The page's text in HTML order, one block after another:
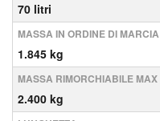
70 litri
MASSA IN ORDINE DI MARCIA
1.845 kg
MASSA RIMORCHIABILE MAX
2.400 kg